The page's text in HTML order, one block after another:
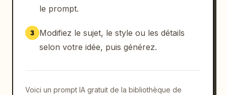
        "visuals": "Un smartphone moderne
un graphique linéaire bleu et une répartition
de portefeuille. Fond blanc et bleu clair
          "headline": "Pour votre futur moi,
le prompt.
3
Modifiez le sujet, le style ou les détails
selon votre idée, puis générez.
Voici un prompt IA gratuit de la bibliothèque de